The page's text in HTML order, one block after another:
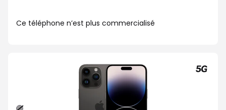
Ce téléphone n’est plus commercialisé
Noir